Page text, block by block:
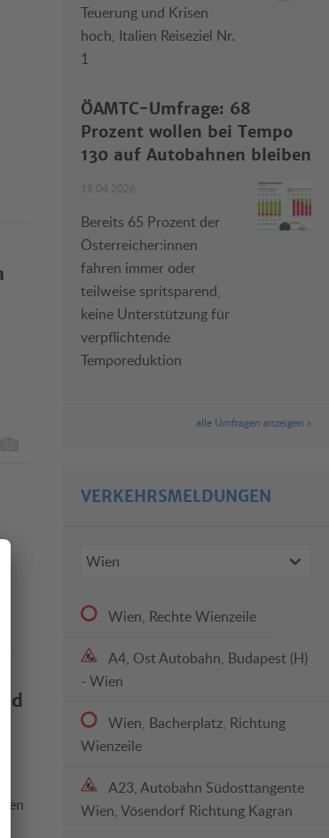
Teuerung und Krisen
hoch, Italien Reiseziel Nr.
1
ÖAMTC-Umfrage: 68
Prozent wollen bei Tempo
130 auf Autobahnen bleiben
19.04.2026
Bereits 65 Prozent der
Österreicher:innen
fahren immer oder
teilweise spritsparend,
keine Unterstützung für
verpflichtende
Temporeduktion
alle Umfragen anzeigen »
VERKEHRSMELDUNGEN
Wien, Rechte Wienzeile
A4, Ost Autobahn, Budapest (H)
- Wien
Wien, Bacherplatz, Richtung
Wienzeile
A23, Autobahn Südosttangente
Wien, Vösendorf Richtung Kagran